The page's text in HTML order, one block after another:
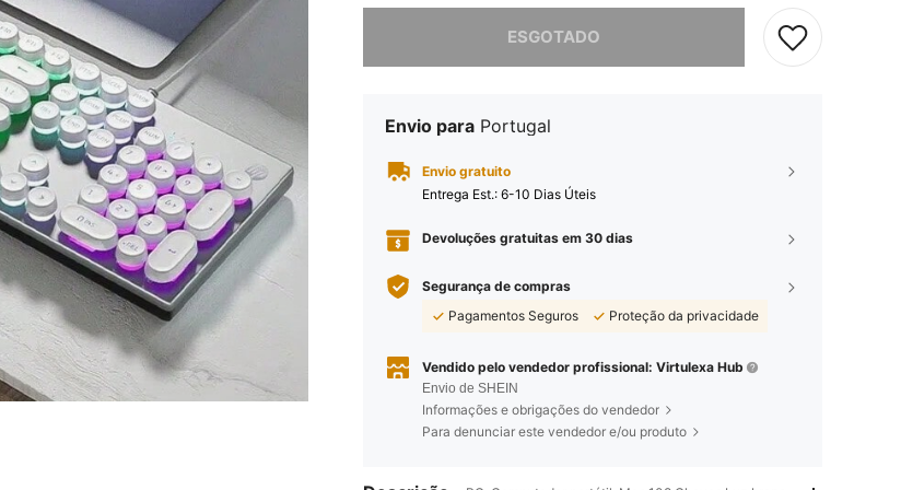
ESGOTADO
Desculpe, este produto está esgotado.
Envio para Portugal
Envio gratuito
Entrega Est.: 6-10 Dias Úteis
Devoluções gratuitas em 30 dias
Segurança de compras
Pagamentos Seguros
Proteção da privacidade
Vendido pelo vendedor profissional: Virtulexa Hub
Envio de SHEIN
Informações e obrigações do vendedor
Para denunciar este vendedor e/ou produto